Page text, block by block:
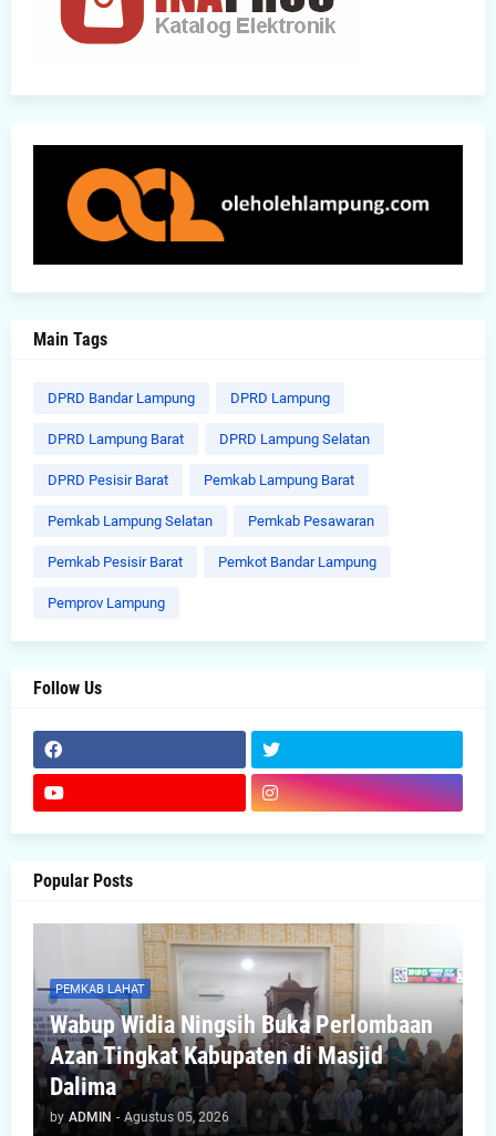
Main Tags
DPRD Bandar Lampung DPRD Lampung
DPRD Lampung Barat DPRD Lampung Selatan
DPRD Pesisir Barat Pemkab Lampung Barat
Pemkab Lampung Selatan Pemkab Pesawaran
Pemkab Pesisir Barat Pemkot Bandar Lampung
Pemprov Lampung
Follow Us
Popular Posts
PEMKAB LAHAT
Wabup Widia Ningsih Buka Perlombaan
Azan Tingkat Kabupaten di Masjid
Dalima
by ADMIN - Agustus 05, 2026